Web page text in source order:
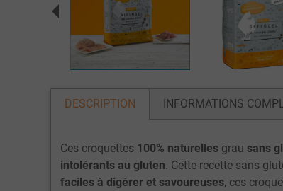
DESCRIPTION INFORMATIONS
Ces croquettes 100% naturellesgrau sans
intolérants au gluten. Cette recette sans
faciles à digérer et savoureuses, ces